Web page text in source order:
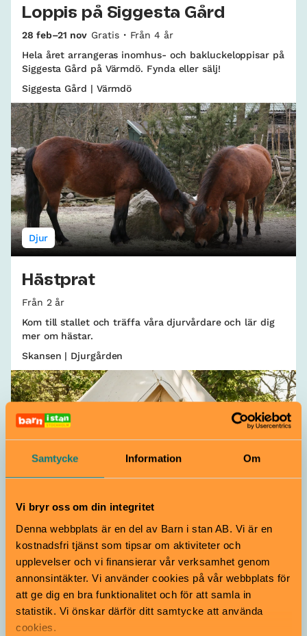
Samtycke Information Om
Vi bryr oss om din integritet
Denna webbplats är en del av Barn i stan AB. Vi är en
kostnadsfri tjänst som tipsar om aktiviteter och
upplevelser och vi finansierar vår verksamhet genom
annonsintäkter. Vi använder cookies på vår webbplats för
att ge dig en bra funktionalitet och för att samla in
statistik. Vi önskar därför ditt samtycke att använda
cookies.
Loppis på Siggesta Gård
28 feb–21 nov Gratis
Från 4 år
Hela året arrangeras inomhus- och bakluckeloppisar på
Siggesta Gård på Värmdö. Fynda eller sälj!
Siggesta Gård | Värmdö
Djur
Hästprat
Från 2 år
Kom till stallet och träffa våra djurvårdare och lär dig
mer om hästar.
Skansen | Djurgården
Natur
Glampa med familjen i sommar!
Alla åldrar
Upptäck ett äventyrligt boende på Siggesta Gård. Sov i
mysiga glampingtält som erbjuder en naturnära
upplevelse utan att kompromissa med bekvämligheten